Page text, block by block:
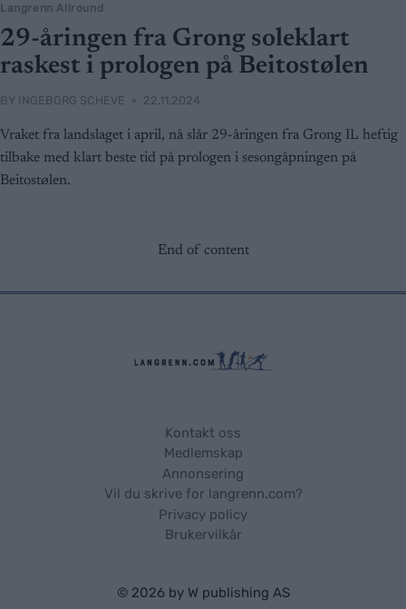
Langrenn Allround
29-åringen fra Grong soleklart
raskest i prologen på Beitostølen
BY INGEBORG SCHEVE 22.11.2024
Vraket fra landslaget i april, nå slår 29-åringen fra Grong IL heftig
tilbake med klart beste tid på prologen i sesongåpningen på
Beitostølen.
End of content
Kontakt oss
Medlemskap
Annonsering
Vil du skrive for langrenn.com?
Privacy policy
Brukervilkår
© 2026 by W publishing AS